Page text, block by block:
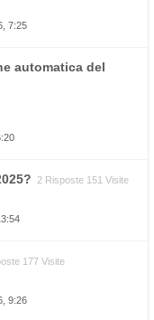
7:25
automatica del
2 Risposte 151 Visite
177 Visite
9:26